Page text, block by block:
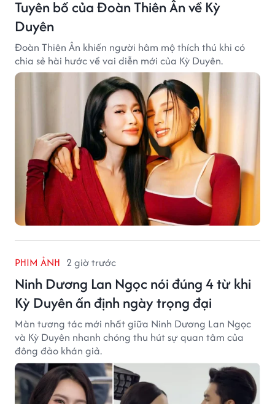
Tuyên bố của Đoàn Thiên Ân về Kỳ
Duyên
Đoàn Thiên Ân khiến người hâm mộ thích thú khi có
chia sẻ hài hước về vai diễn mới của Kỳ Duyên.
PHIM ẢNH 2 giờ trước
Ninh Dương Lan Ngọc nói đúng 4 từ khi
Kỳ Duyên ấn định ngày trọng đại
Màn tương tác mới nhất giữa Ninh Dương Lan Ngọc
và Kỳ Duyên nhanh chóng thu hút sự quan tâm của
đông đảo khán giả.